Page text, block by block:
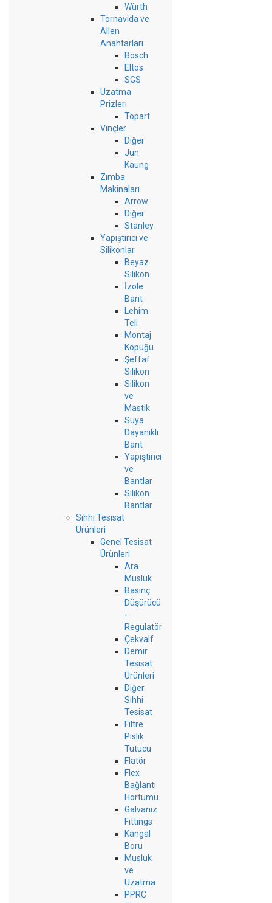
Würth
Tornavida ve
Allen
Anahtarları
Bosch
Eltos
SGS
Uzatma
Prizleri
Topart
Vinçler
Diğer
Jun
Kaung
Zımba
Makinaları
Arrow
Diğer
Stanley
Yapıştırıcı ve
Silikonlar
Beyaz
Silikon
İzole
Bant
Lehim
Teli
Montaj
Köpüğü
Şeffaf
Silikon
Silikon
ve
Mastik
Suya
Dayanıklı
Bant
Yapıştırıcı
ve
Bantlar
Silikon
Bantlar
Sıhhi Tesisat
Ürünleri
Genel Tesisat
Ürünleri
Ara
Musluk
Basınç
Düşürücü
-
Regülatör
Çekvalf
Demir
Tesisat
Ürünleri
Diğer
Sıhhi
Tesisat
Filtre
Pislik
Tutucu
Flatör
Flex
Bağlantı
Hortumu
Galvaniz
Fittings
Kangal
Boru
Musluk
ve
Uzatma
PPRC